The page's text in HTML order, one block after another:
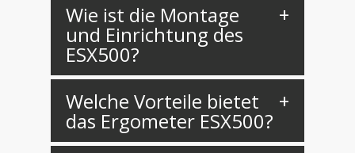
Wie ist die Montage
und Einrichtung des
ESX500?
Welche Vorteile bietet
das Ergometer ESX500?